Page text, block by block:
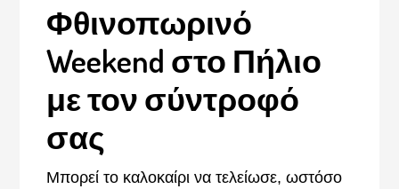
Φθινοπωρινό
Weekend στο Πήλιο
με τον σύντροφό
σας
Μπορεί το καλοκαίρι να τελείωσε, ωστόσο